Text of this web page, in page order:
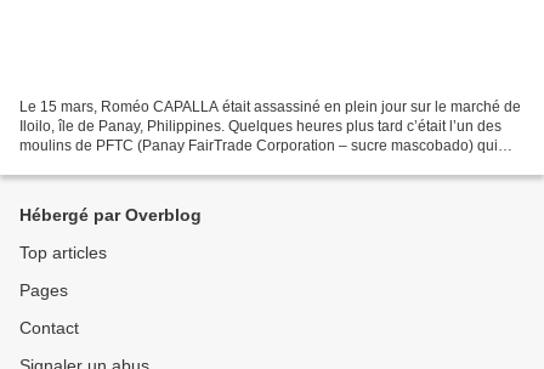
Le 15 mars, Roméo CAPALLA était assassiné en plein jour sur le marché de
Iloilo, île de Panay, Philippines. Quelques heures plus tard c’était l’un des
moulins de PFTC (Panay FairTrade Corporation – sucre mascobado) qui
Hébergé par Overblog
Top articles
Pages
Contact